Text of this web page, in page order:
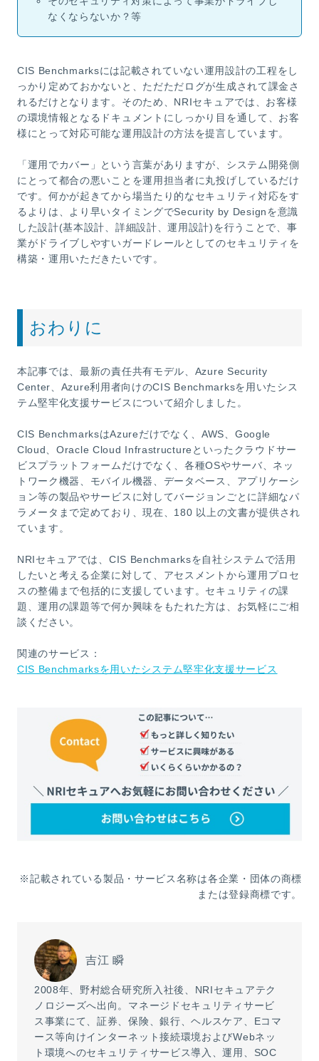
なくならないか？等
CIS Benchmarksには記載されていない運用設計の工程をし
っかり定めておかないと、ただただログが生成されて課金さ
れるだけとなります。そのため、NRIセキュアでは、お客様
の環境情報となるドキュメントにしっかり目を通して、お客
様にとって対応可能な運用設計の方法を提言しています。
「運用でカバー」という言葉がありますが、システム開発側
にとって都合の悪いことを運用担当者に丸投げしているだけ
です。何かが起きてから場当たり的なセキュリティ対応をす
るよりは、より早いタイミングでSecurity by Designを意識
した設計(基本設計、詳細設計、運用設計)を行うことで、事
業がドライブしやすいガードレールとしてのセキュリティを
構築・運用いただきたいです。
おわりに
本記事では、最新の責任共有モデル、Azure Security
Center、Azure利用者向けのCIS Benchmarksを用いたシス
テム堅牢化支援サービスについて紹介しました。
CIS BenchmarksはAzureだけでなく、AWS、Google
Cloud、Oracle Cloud Infrastructureといったクラウドサー
ビスプラットフォームだけでなく、各種OSやサーバ、ネッ
トワーク機器、モバイル機器、データベース、アプリケーシ
ョン等の製品やサービスに対してバージョンごとに詳細なパ
ラメータまで定めており、現在、180 以上の文書が提供され
ています。
NRIセキュアでは、CIS Benchmarksを自社システムで活用
したいと考える企業に対して、アセスメントから運用プロセ
スの整備まで包括的に支援しています。セキュリティの課
題、運用の課題等で何か興味をもたれた方は、お気軽にご相
談ください。
関連のサービス：
CIS Benchmarksを用いたシステム堅牢化支援サービス
※記載されている製品・サービス名称は各企業・団体の商標
または登録商標です。
吉江 瞬
2008年、野村総合研究所入社後、NRIセキュアテク
ノロジーズへ出向。マネージドセキュリティサービ
ス事業にて、証券、保険、銀行、ヘルスケア、Eコマ
ース等向けインターネット接続環境およびWebネッ
ト環境へのセキュリティサービス導入、運用、SOC